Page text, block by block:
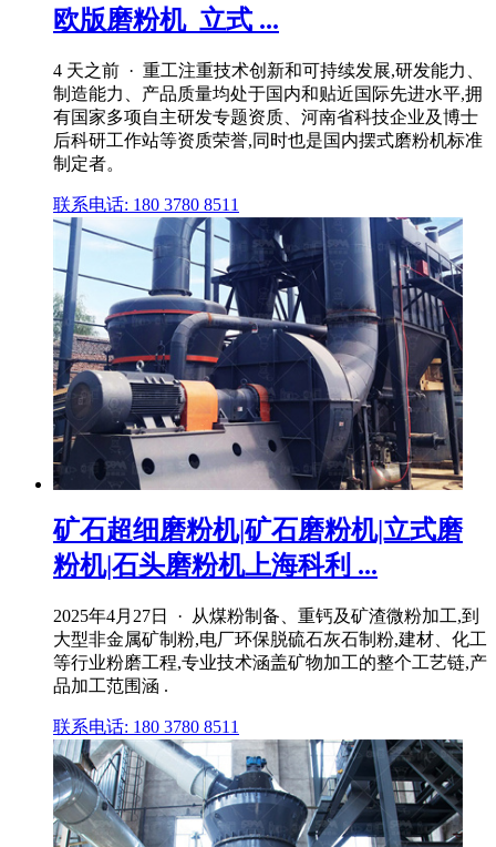
欧版磨粉机_立式 ...
4 天之前 · 重工注重技术创新和可持续发展,研发能力、
制造能力、产品质量均处于国内和贴近国际先进水平,拥
有国家多项自主研发专题资质、河南省科技企业及博士
后科研工作站等资质荣誉,同时也是国内摆式磨粉机标准
制定者。
联系电话: 180 3780 8511
矿石超细磨粉机|矿石磨粉机|立式磨
粉机|石头磨粉机上海科利 ...
2025年4月27日 · 从煤粉制备、重钙及矿渣微粉加工,到
大型非金属矿制粉,电厂环保脱硫石灰石制粉,建材、化工
等行业粉磨工程,专业技术涵盖矿物加工的整个工艺链,产
品加工范围涵 .
联系电话: 180 3780 8511